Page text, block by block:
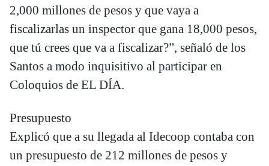
2,000 millones de pesos y que vaya a
fiscalizarlas un inspector que gana 18,000 pesos,
que tú crees que va a fiscalizar?”, señaló de los
Santos a modo inquisitivo al participar en
Coloquios de EL DÍA.
Presupuesto
Explicó que a su llegada al Idecoop contaba con
un presupuesto de 212 millones de pesos y